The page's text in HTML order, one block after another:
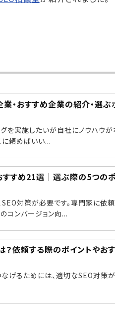
・おすすめ企業の紹介・選ぶ
を実施したいが自社にノウハウが
に頼めばいい...
すめ21選｜選ぶ際の5つの
対策が必要です。専門家に依
コンバージョン向...
？依頼する際のポイントやお
げるためには、適切なSEO対策